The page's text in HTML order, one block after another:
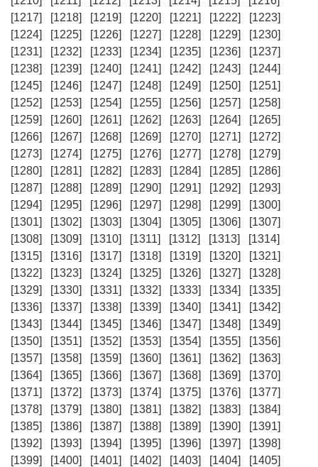
[1217]
[1218] [1219] [1220] [1221] [1222]
[1223]
[1224]
[1225] [1226] [1227] [1228] [1229]
[1230]
[1231]
[1232] [1233] [1234] [1235] [1236]
[1237]
[1238]
[1239] [1240] [1241] [1242] [1243]
[1244]
[1245]
[1246] [1247] [1248] [1249] [1250]
[1251]
[1252]
[1253] [1254] [1255] [1256] [1257]
[1258]
[1259]
[1260] [1261] [1262] [1263] [1264]
[1265]
[1266]
[1267] [1268] [1269] [1270] [1271]
[1272]
[1273]
[1274] [1275] [1276] [1277] [1278]
[1279]
[1280]
[1281] [1282] [1283] [1284] [1285]
[1286]
[1287]
[1288] [1289] [1290] [1291] [1292]
[1293]
[1294]
[1295] [1296] [1297] [1298] [1299]
[1300]
[1301]
[1302] [1303] [1304] [1305] [1306]
[1307]
[1308]
[1309] [1310] [1311] [1312] [1313]
[1314]
[1315]
[1316] [1317] [1318] [1319] [1320]
[1321]
[1322]
[1323] [1324] [1325] [1326] [1327]
[1328]
[1329]
[1330] [1331] [1332] [1333] [1334]
[1335]
[1336]
[1337] [1338] [1339] [1340] [1341]
[1342]
[1343]
[1344] [1345] [1346] [1347] [1348]
[1349]
[1350]
[1351] [1352] [1353] [1354] [1355]
[1356]
[1357]
[1358] [1359] [1360] [1361] [1362]
[1363]
[1364]
[1365] [1366] [1367] [1368] [1369]
[1370]
[1371]
[1372] [1373] [1374] [1375] [1376]
[1377]
[1378]
[1379] [1380] [1381] [1382] [1383]
[1384]
[1385]
[1386] [1387] [1388] [1389] [1390]
[1391]
[1392]
[1393] [1394] [1395] [1396] [1397]
[1398]
[1399]
[1400] [1401] [1402] [1403] [1404]
[1405]